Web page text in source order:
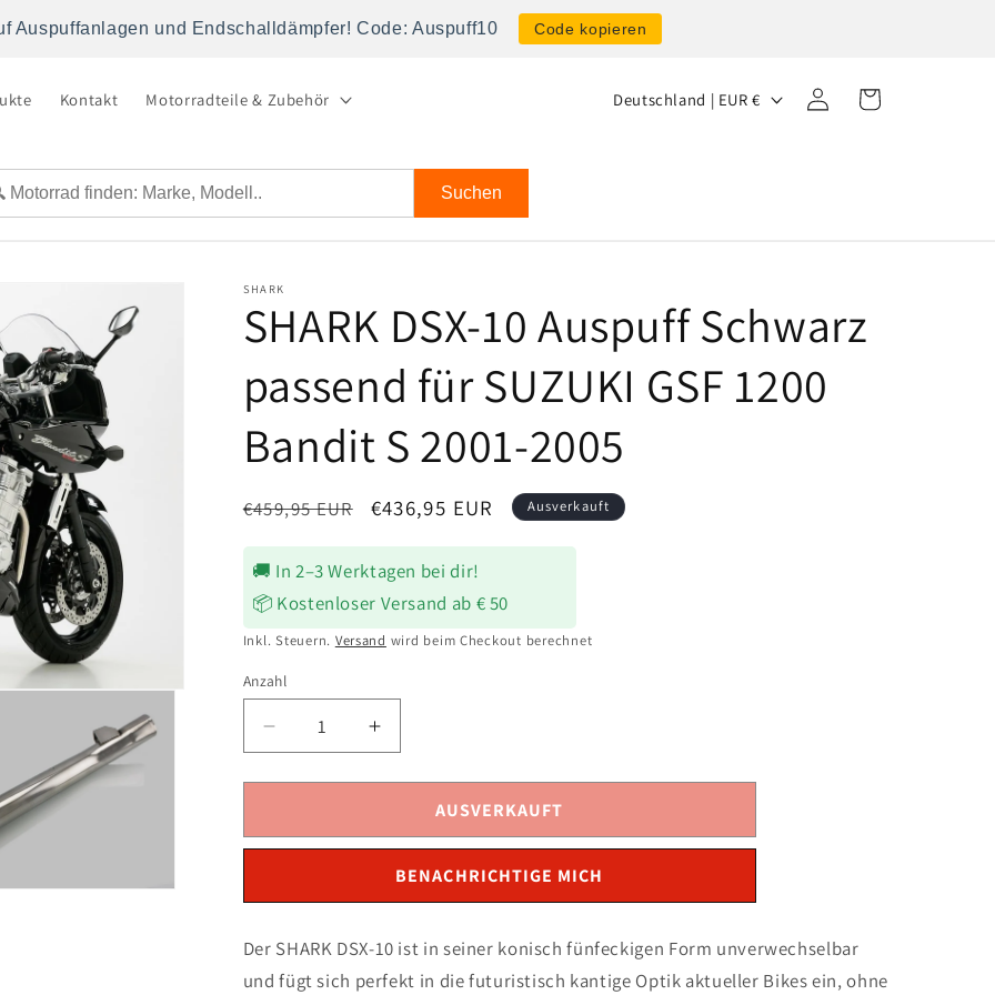
Auspuffanlagen und Endschalldämpfer! Code: Auspuff10 Code kopieren
Kontakt Motorradteile & Zubehör
g
i
o
n
Deutschland | EUR € EinloggenWarenkorb
Suchen
SHARK
SHARK DSX-10 Auspuff Schwarz
passend für SUZUKI GSF 1200
Bandit S 2001-2005
Normaler
€459,95 EUR Verkaufspreis
€436,95 EUR Ausverkauft
🚚 In 2–3 Werktagen bei dir!
📦 Kostenloser Versand ab € 50
Inkl. Steuern. Versand wird beim Checkout berechnet
Anzahl
Verringere
die
Menge
SHARK
Auspuff
passend
für
Erhöhe
die
Menge
SHARK
10
Auspuff
passend
für
AUSVERKAUFT
BENACHRICHTIGE MICH
Der SHARK DSX-10 ist in seiner konisch fünfeckigen Form unverwechselbar
und fügt sich perfekt in die futuristisch kantige Optik aktueller Bikes ein, ohne